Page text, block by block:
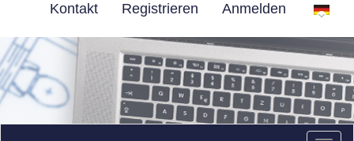
Kontakt Registrieren Anmelden